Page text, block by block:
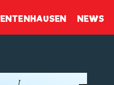
ENTENHAUSEN NEWS